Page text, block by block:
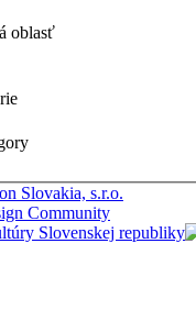
oblasť
Slovakia, s.r.o.
Community